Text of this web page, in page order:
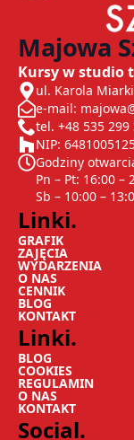
Majowa
Kursy w studio
ul. Karola
e-mail:
tel. +48 535 299
NIP:
Godziny
Pn – Pt: 16:00 –
Sb – 10:00 –
Linki.
GRAFIK
ZAJĘCIA
WYDARZENIA
O NAS
CENNIK
BLOG
KONTAKT
Linki.
BLOG
COOKIES
REGULAMIN
O NAS
KONTAKT
Social.